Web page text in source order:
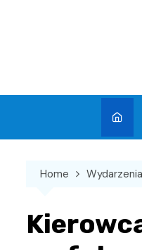
Home Wydarzenia